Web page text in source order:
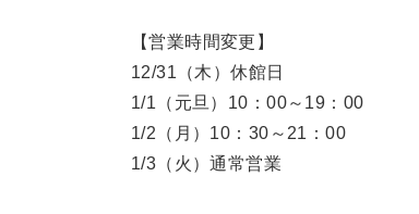
【営業時間変更】
12/31（木）休館日
1/1（元旦）10：00～19：00
1/2（月）10：30～21：00
1/3（火）通常営業